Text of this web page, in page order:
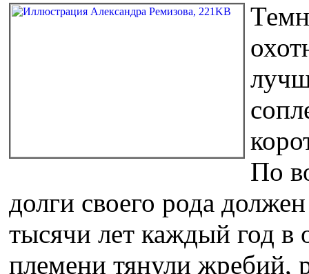
По
долги своего рода
тысячи лет каждый год в
племени тянули жребий,